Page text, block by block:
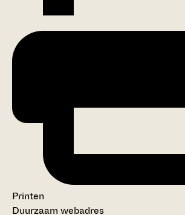
Printen
Duurzaam webadres